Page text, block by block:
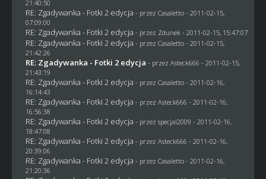
21:40:50
RE: Zgadywanka - Fotki 2 edycja - przez Casaletto- 2011-02-15,
07:09:00
RE: Zgadywanka - Fotki 2 edycja - przez Zdunek - 2011-02-15, 15:47:07
RE: Zgadywanka - Fotki 2 edycja - przez Casaletto- 2011-02-15,
21:42:26
RE: Zgadywanka - Fotki 2 edycja - przez Asteck666 - 2011-02-15,
21:43:19
RE: Zgadywanka - Fotki 2 edycja - przez Casaletto- 2011-02-16,
16:14:43
RE: Zgadywanka - Fotki 2 edycja - przez Asteck666 - 2011-02-16,
16:56:38
RE: Zgadywanka - Fotki 2 edycja - przez specjal2009 - 2011-02-16,
18:47:08
RE: Zgadywanka - Fotki 2 edycja - przez Asteck666 - 2011-02-16,
20:39:06
RE: Zgadywanka - Fotki 2 edycja - przez Casaletto- 2011-02-16,
21:20:36